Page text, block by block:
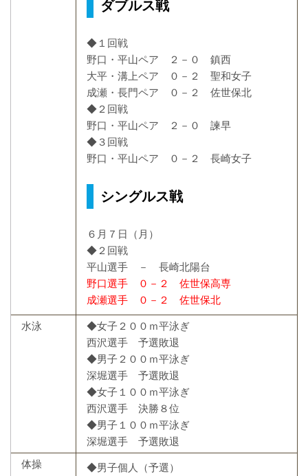
ダブルス戦
◆１回戦
野口・平山ペア ２－０ 鎮西
大平・溝上ペア ０－２ 聖和女子
成瀬・長門ペア ０－２ 佐世保北
◆２回戦
野口・平山ペア ２－０ 諫早
◆３回戦
野口・平山ペア ０－２ 長崎女子
シングルス戦
６月７日（月）
◆２回戦
平山選手 － 長崎北陽台
野口選手 ０－２ 佐世保高専
成瀬選手 ０－２ 佐世保北
水泳
◆女子２００ｍ平泳ぎ
西沢選手 予選敗退
◆男子２００ｍ平泳ぎ
深堀選手 予選敗退
◆女子１００ｍ平泳ぎ
西沢選手 決勝８位
◆男子１００ｍ平泳ぎ
深堀選手 予選敗退
体操
◆男子個人（予選）